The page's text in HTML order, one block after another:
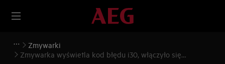
Zmywarki
Zmywarka wyświetla kod błędu i30, włączyło się